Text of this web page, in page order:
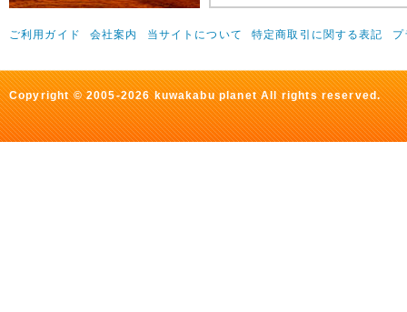
ご利用ガイド 会社案内 当サイトについて 特定商取引に関する表記 プ
Copyright © 2005-2026 kuwakabu planet All rights reserved.